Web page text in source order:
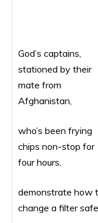
God’s captains,
stationed by their
mate from
Afghanistan,
who’s been frying
chips non-stop for
four hours,
demonstrate how
change a filter